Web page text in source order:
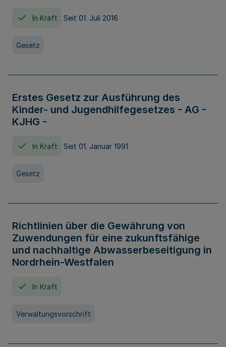
In Kraft Seit 01. Juli 2016
Gesetz
Erstes Gesetz zur Ausführung des
Kinder- und Jugendhilfegesetzes - AG -
KJHG -
In Kraft Seit 01. Januar 1991
Gesetz
Richtlinien über die Gewährung von
Zuwendungen für eine zukunftsfähige
und nachhaltige Abwasserbeseitigung in
Nordrhein-Westfalen
In Kraft
Verwaltungsvorschrift